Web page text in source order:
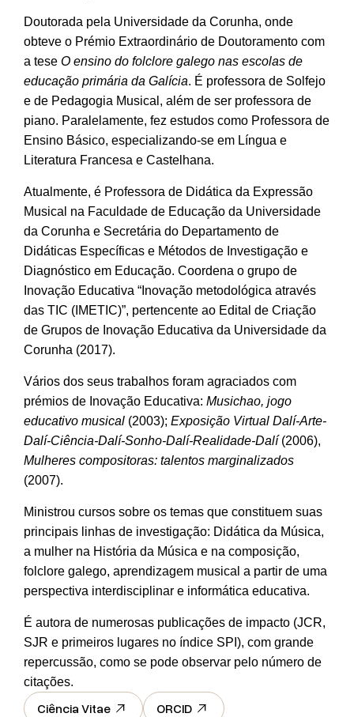
Doutorada pela Universidade da Corunha, onde
obteve o Prémio Extraordinário de Doutoramento com
a tese O ensino do folclore galego nas escolas de
educação primária da Galícia. É professora de Solfejo
e de Pedagogia Musical, além de ser professora de
piano. Paralelamente, fez estudos como Professora de
Ensino Básico, especializando-se em Língua e
Literatura Francesa e Castelhana.
Atualmente, é Professora de Didática da Expressão
Musical na Faculdade de Educação da Universidade
da Corunha e Secretária do Departamento de
Didáticas Específicas e Métodos de Investigação e
Diagnóstico em Educação. Coordena o grupo de
Inovação Educativa “Inovação metodológica através
das TIC (IMETIC)”, pertencente ao Edital de Criação
de Grupos de Inovação Educativa da Universidade da
Corunha (2017).
Vários dos seus trabalhos foram agraciados com
prémios de Inovação Educativa: Musichao, jogo
educativo musical (2003); Exposição Virtual Dalí-Arte-
Dalí-Ciência-Dalí-Sonho-Dalí-Realidade-Dalí(2006),
Mulheres compositoras: talentos marginalizados
(2007).
Ministrou cursos sobre os temas que constituem suas
principais linhas de investigação: Didática da Música,
a mulher na História da Música e na composição,
folclore galego, aprendizagem musical a partir de uma
perspectiva interdisciplinar e informática educativa.
É autora de numerosas publicações de impacto (JCR,
SJR e primeiros lugares no índice SPI), com grande
repercussão, como se pode observar pelo número de
citações.
Ciência Vitae ORCID